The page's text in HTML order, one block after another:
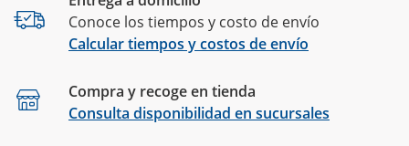
Conoce los tiempos y costo de envío
Calcular tiempos y costos de envío
Compra y recoge en tienda
Consulta disponibilidad en sucursales